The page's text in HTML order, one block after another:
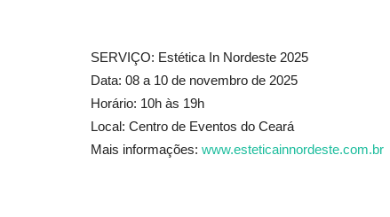
SERVIÇO: Estética In Nordeste 2025
Data: 08 a 10 de novembro de 2025
Horário: 10h às 19h
Local: Centro de Eventos do Ceará
Mais informações: www.esteticainnordeste.com.br